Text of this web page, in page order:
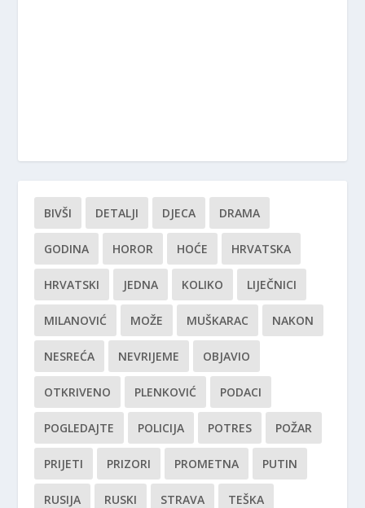
BIVŠI DETALJI DJECA DRAMA
GODINA HOROR HOĆE HRVATSKA
HRVATSKI JEDNA KOLIKO LIJEČNICI
MILANOVIĆ MOŽE MUŠKARAC NAKON
NESREĆA NEVRIJEME OBJAVIO
OTKRIVENO PLENKOVIĆ PODACI
POGLEDAJTE POLICIJA POTRES POŽAR
PRIJETI PRIZORI PROMETNA PUTIN
RUSIJA RUSKI STRAVA TEŠKA